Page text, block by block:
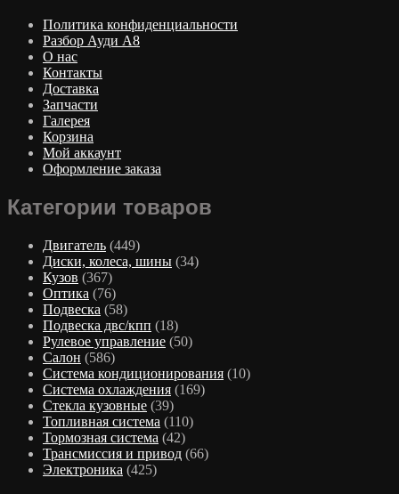
Политика конфиденциальности
Разбор Ауди А8
О нас
Контакты
Доставка
Запчасти
Галерея
Корзина
Мой аккаунт
Оформление заказа
Категории товаров
Двигатель (449)
Диски, колеса, шины (34)
Кузов (367)
Оптика (76)
Подвеска (58)
Подвеска двс/кпп (18)
Рулевое управление (50)
Салон (586)
Система кондиционирования (10)
Система охлаждения (169)
Стекла кузовные (39)
Топливная система (110)
Тормозная система (42)
Трансмиссия и привод (66)
Электроника (425)